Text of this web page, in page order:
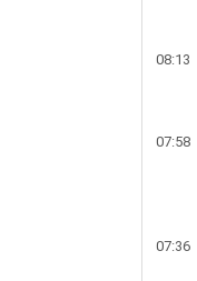
08:13
07:58
07:36